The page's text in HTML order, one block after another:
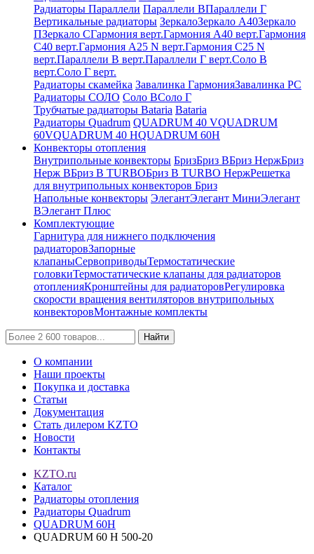
Радиаторы Параллели Параллели ВПараллели Г
Вертикальные радиаторы ЗеркалоЗеркало А40Зеркало
ПЗеркало СГармония верт.Гармония А40 верт.Гармония
С40 верт.Гармония А25 N верт.Гармония С25 N
верт.Параллели В верт.Параллели Г верт.Соло В
верт.Соло Г верт.
Радиаторы скамейка Завалинка ГармонияЗавалинка РС
Радиаторы СОЛО Соло ВСоло Г
Трубчатые радиаторы Bataria Bataria
Радиаторы Quadrum QUADRUM 40 VQUADRUM
60VQUADRUM 40 HQUADRUM 60H
Конвекторы отопления
Внутрипольные конвекторы БризБриз ВБриз НержБриз
Нерж ВБриз В TURBOБриз В TURBO НержРешетка
для внутрипольных конвекторов Бриз
Напольные конвекторы ЭлегантЭлегант МиниЭлегант
ВЭлегант Плюс
Комплектующие
Гарнитура для нижнего подключения
радиаторовЗапорные
клапаныСервоприводыТермостатические
головкиТермостатические клапаны для радиаторов
отопленияКронштейны для радиаторовРегулировка
скорости вращения вентиляторов внутрипольных
конвекторовМонтажные комплекты
Найти
О компании
Наши проекты
Покупка и доставка
Статьи
Документация
Стать дилером KZTO
Новости
Контакты
KZTO.ru
Каталог
Радиаторы отопления
Радиаторы Quadrum
QUADRUM 60H
QUADRUM 60 H 500-20